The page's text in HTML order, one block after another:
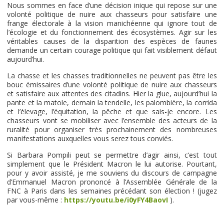
Nous sommes en face d’une décision inique qui repose sur une
volonté politique de nuire aux chasseurs pour satisfaire une
frange électorale à la vision manichéenne qui ignore tout de
l’écologie et du fonctionnement des écosystèmes. Agir sur les
véritables causes de la disparition des espèces de faunes
demande un certain courage politique qui fait visiblement défaut
aujourd’hui.
La chasse et les chasses traditionnelles ne peuvent pas être les
bouc émissaires d’une volonté politique de nuire aux chasseurs
et satisfaire aux attentes des citadins. Hier la glue, aujourd’hui la
pante et la matole, demain la tendelle, les palombière, la corrida
et l’élevage, l’équitation, la pêche et que sais-je encore. Les
chasseurs vont se mobiliser avec l’ensemble des acteurs de la
ruralité pour organiser très prochainement des nombreuses
manifestations auxquelles vous serez tous conviés.
Si Barbara Pompili peut se permettre d’agir ainsi, c’est tout
simplement que le Président Macron le lui autorise. Pourtant,
pour y avoir assisté, je me souviens du discours de campagne
d’Emmanuel Macron prononcé à l’Assemblée Générale de la
FNC à Paris dans les semaines précédant son élection ! (jugez
par vous-même : https://youtu.be/i0yFY4BaovI ).